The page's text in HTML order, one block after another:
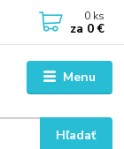
Menu
Hľadať
0 ks
za 0 €